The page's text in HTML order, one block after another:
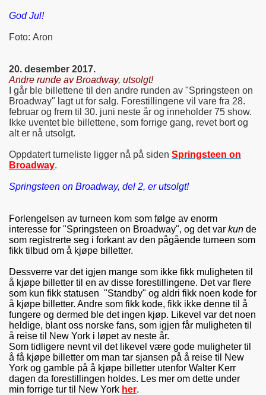
God Jul!
Foto: Aron
20. desember 2017.
Andre runde av Broadway, utsolgt!
I går ble billettene til den andre runden av "Springsteen on
Broadway" lagt ut for salg. Forestillingene vil vare fra 28.
februar og frem til 30. juni neste år og inneholder 75 show.
Ikke uventet ble billettene, som forrige gang, revet bort og
alt er nå utsolgt.
Oppdatert turneliste ligger nå på siden Springsteen on
Broadway.
Springsteen on Broadway, del 2, er utsolgt!
Forlengelsen av turneen kom som følge av enorm
interesse for "Springsteen on Broadway", og det var kun de
som registrerte seg i forkant av den pågående turneen som
fikk tilbud om å kjøpe billetter.
Dessverre var det igjen mange som ikke fikk muligheten til
å kjøpe billetter til en av disse forestillingene. Det var flere
som kun fikk statusen "Standby" og aldri fikk noen kode for
å kjøpe billetter. Andre som fikk kode, fikk ikke denne til å
fungere og dermed ble det ingen kjøp. Likevel var det noen
heldige, blant oss norske fans, som igjen får muligheten til
å reise til New York i løpet av neste år.
Som tidligere nevnt vil det likevel være gode muligheter til
å få kjøpe billetter om man tar sjansen på å reise til New
York og gamble på å kjøpe billetter utenfor Walter Kerr
dagen da forestillingen holdes. Les mer om dette under
min forrige tur til New York her.